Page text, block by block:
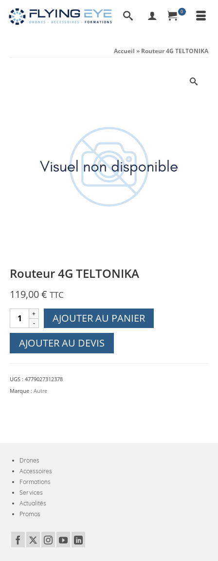
0
Accueil » Routeur 4G TELTONIKA
Routeur 4G TELTONIKA
119,00€ TTC
quantité
de
Routeur
4G
AJOUTER AU PANIER
AJOUTER AU DEVIS
UGS : 4779027312378
Marque : Autre
Drones
Accessoires
Formations
Services
Actualités
Promos